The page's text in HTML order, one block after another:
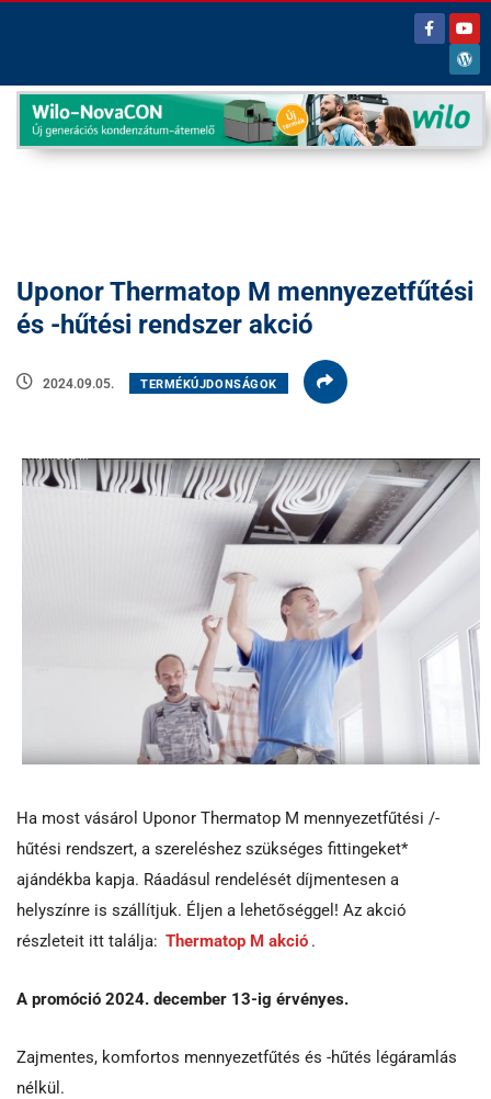
Uponor Thermatop M mennyezetfűtési
és -hűtési rendszer akció
2024.09.05. TERMÉKÚJDONSÁGOK
Ha most vásárol Uponor Thermatop M mennyezetfűtési /-
hűtési rendszert, a szereléshez szükséges fittingeket*
ajándékba kapja. Ráadásul rendelését díjmentesen a
helyszínre is szállítjuk. Éljen a lehetőséggel! Az akció
részleteit itt találja: Thermatop M akció .
A promóció 2024. december 13-ig érvényes.
Zajmentes, komfortos mennyezetfűtés és -hűtés légáramlás
nélkül.